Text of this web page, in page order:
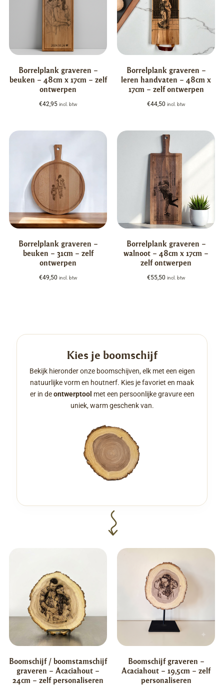
Borrelplank graveren –
beuken – 48cm x 17cm – zelf
ontwerpen
€42,95 incl. btw
Borrelplank graveren –
leren handvaten – 48cm x
17cm – zelf ontwerpen
€44,50 incl. btw
Borrelplank graveren –
beuken – 31cm – zelf
ontwerpen
€49,50 incl. btw
Borrelplank graveren –
walnoot – 48cm x 17cm –
zelf ontwerpen
€55,50 incl. btw
Kies je boomschijf
Bekijk hieronder onze boomschijven, elk met een eigen
natuurlijke vorm en houtnerf. Kies je favoriet en maak
er in deontwerptool met een persoonlijke gravure een
uniek, warm geschenk van.
Boomschijf / boomstamschijf
graveren – Acaciahout –
24cm – zelf personaliseren
Boomschijf graveren –
Acaciahout – 19,5cm – zelf
personaliseren